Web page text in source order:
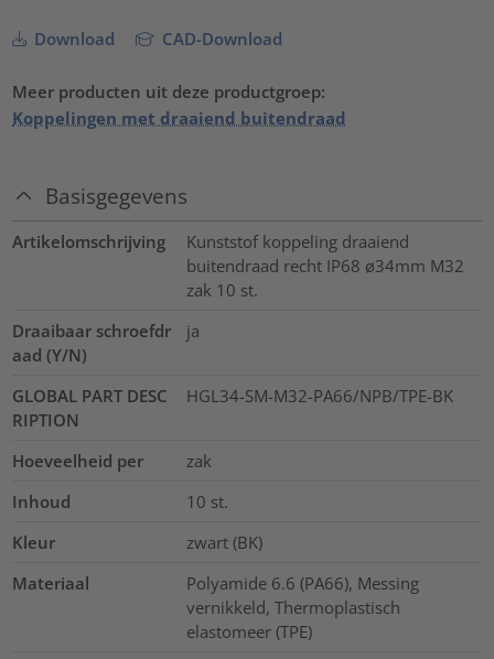
Download CAD-Download
Meer producten uit deze productgroep:
Koppelingen met draaiend buitendraad
Basisgegevens
Artikelomschrijving
Kunststof koppeling draaiend
buitendraad recht IP68 ø34mm M32
zak 10 st.
Draaibaar schroefdr
aad (Y/N)
ja
GLOBAL PART DESC
RIPTION
HGL34-SM-M32-PA66/NPB/TPE-BK
Hoeveelheid per
zak
Inhoud
10 st.
Kleur
zwart (BK)
Materiaal
Polyamide 6.6 (PA66), Messing
vernikkeld, Thermoplastisch
elastomeer (TPE)